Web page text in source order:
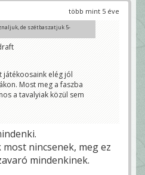
több mint 5 éve
de szétbaszatjuk 5-
mint Ruggsot, aki nem
játékoosaink elég jól
Most meg a faszba
a tavalyiak közül sem
nincsenek, meg ez
mindenkinek.